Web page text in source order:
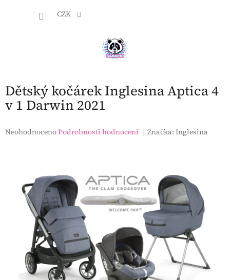
CZK
Dětský kočárek Inglesina Aptica 4
v 1 Darwin 2021
Průměrné
hvězdiček.
NeohodnocenoPodrobnosti hodnocení Značka:Inglesina